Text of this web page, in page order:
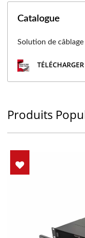
Catalogue
Solution de
TÉLÉCHARGER
Produits